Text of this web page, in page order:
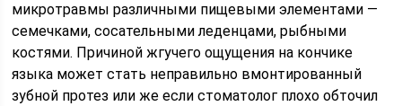
микротравмы различными пищевыми элементами —
семечками, сосательными леденцами, рыбными
костями. Причиной жгучего ощущения на кончике
языка может стать неправильно вмонтированный
зубной протез или же если стоматолог плохо обточил